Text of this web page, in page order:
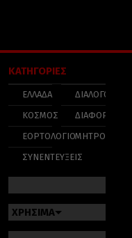
ΚΑΤΗΓΟΡΙΕΣ
ΕΛΛΑΔΑ
ΚΟΣΜΟΣ
ΕΟΡΤΟΛΟΓΙΟ
ΣΥΝΕΝΤΕΥΞΕΙΣ
ΔΙΑΛΟΓΟΣ
ΔΙΑΦΟΡΑ
ΜΗΤΡΟΠΟΛΕΙΣ
ΧΡΗΣΙΜΑ